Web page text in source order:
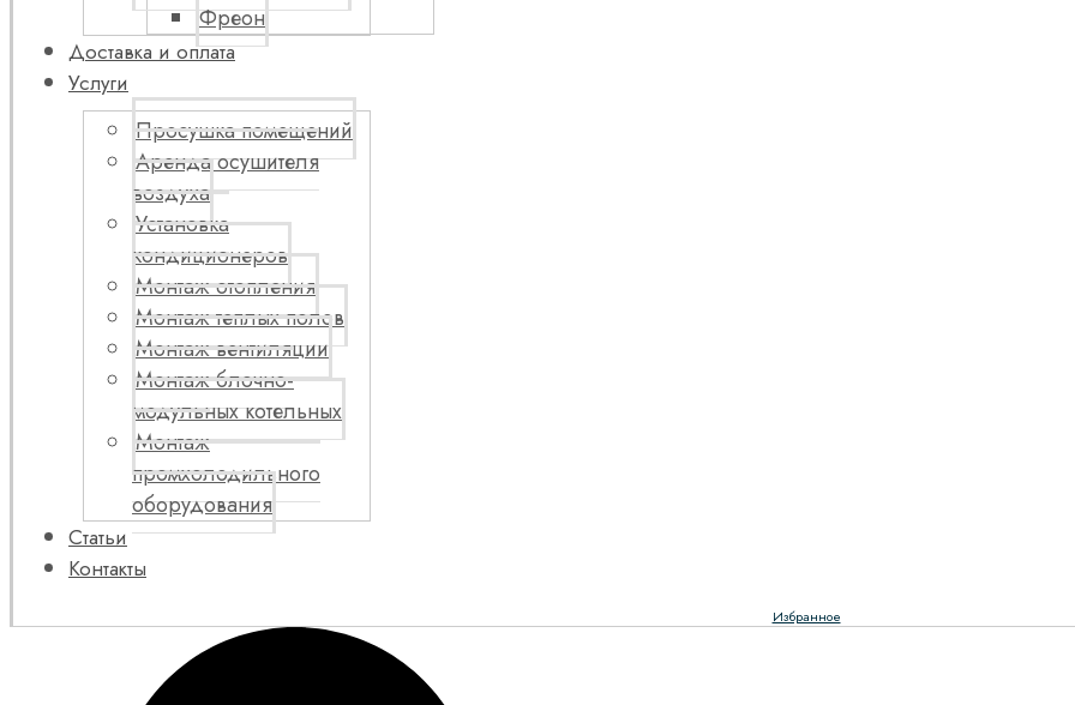
Фреон
Доставка и оплата
Услуги
Просушка помещений
Аренда осушителя
воздуха
Установка
кондиционеров
Монтаж отопления
Монтаж теплых полов
Монтаж вентиляции
Монтаж блочно-
модульных котельных
Монтаж
промхолодильного
оборудования
Статьи
Контакты
Избранное